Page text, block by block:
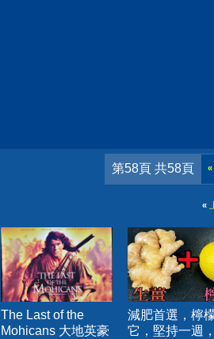
第58頁 共58頁 «
«
The Last of the
Mohicans 大地英豪
減肥首選，檸
它，堅持一週